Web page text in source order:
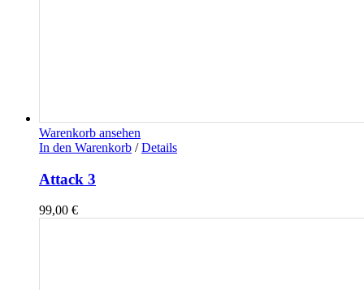
Warenkorb ansehen
In den Warenkorb / Details
Attack 3
99,00 €